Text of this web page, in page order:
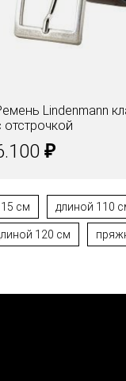
Lindenmann
отстрочкой
₽
см длиной 110
120 см